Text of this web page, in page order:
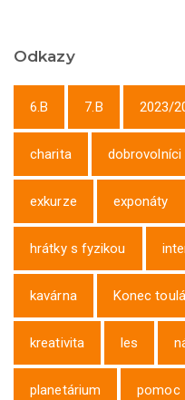
Odkazy
6.B 7.B 2023/
charita dobrovolníci
exkurze exponáty
hrátky s fyzikou
kavárna Konec
kreativita les
planetárium pomoc